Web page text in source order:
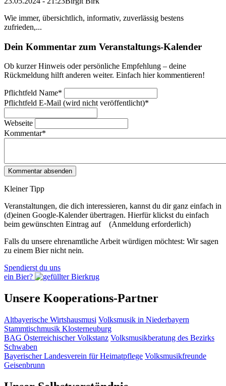
Wie immer, übersichtlich, informativ, zuverlässig bestens
zufrieden,...
Dein Kommentar zum Veranstaltungs-Kalender
Ob kurzer Hinweis oder persönliche Empfehlung – deine
Rückmeldung hilft anderen weiter. Einfach hier kommentieren!
Pflichtfeld Name*
Pflichtfeld E-Mail (wird nicht veröffentlicht)*
Webseite
Kommentar*
Kleiner Tipp
Veranstaltungen, die dich interessieren, kannst du dir ganz einfach in
(d)einen Google-Kalender übertragen. Hierfür klickst du einfach
beim gewünschten Eintrag auf
(Anmeldung erforderlich)
Falls du unsere ehrenamtliche Arbeit würdigen möchtest: Wir sagen
zu einem Bier nicht nein.
Spendierst du uns
ein Bier?
Unsere Kooperations-Partner
Altbayerische Wirtshausmusi Volksmusik in Niederbayern
Stammtischmusik Klosterneuburg
BAG Österreichischer Volkstanz Volksmusikberatung des Bezirks
Schwaben
Bayerischer Landesverein für Heimatpflege Volksmusikfreunde
Geisenbrunn